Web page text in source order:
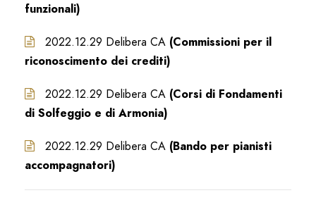
funzionali)
2022.12.29 Delibera CA (Commissioni per il
riconoscimento dei crediti)
2022.12.29 Delibera CA (Corsi di Fondamenti
di Solfeggio e di Armonia)
2022.12.29 Delibera CA (Bando per pianisti
accompagnatori)